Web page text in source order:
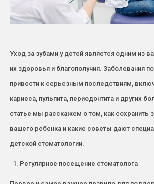
Уход за зубами у детей является одним из
их здоровья и благополучия. Заболевания
привести к серьезным последствиям,
кариеса, пульпита, периодонтита и других
статье мы расскажем о том, как сохранить
вашего ребенка и какие советы дают
детской стоматологии.
Регулярное посещение стоматолога